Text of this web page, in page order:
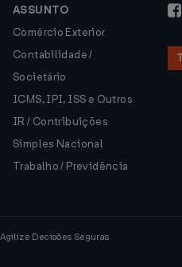
ASSUNTO
Comércio Exterior
Contabilidade /
Societário
ICMS, IPI, ISS e Outros
IR / Contribuições
Simples Nacional
Trabalho / Previdência
Decisões Seguras